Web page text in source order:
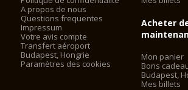
A propos de nous
Questions frequentes
Impressum
Votre avis compte
Transfert aéroport
Budapest, Hongrie
Paramètres des cookies
Acheter
Mon panier
Bons
Budapest,
Mes billets